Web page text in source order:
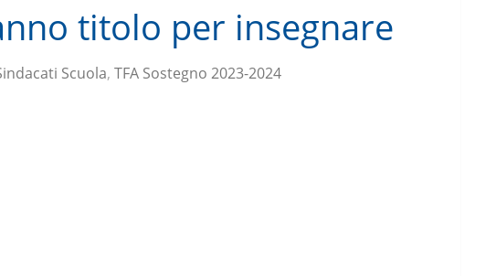
titolo per insegnare
Scuola, TFA Sostegno 2023-2024